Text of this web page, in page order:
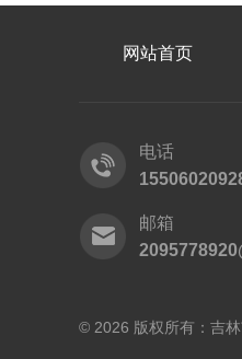
网站首页
电话
邮箱
© 2026 版权所有：吉